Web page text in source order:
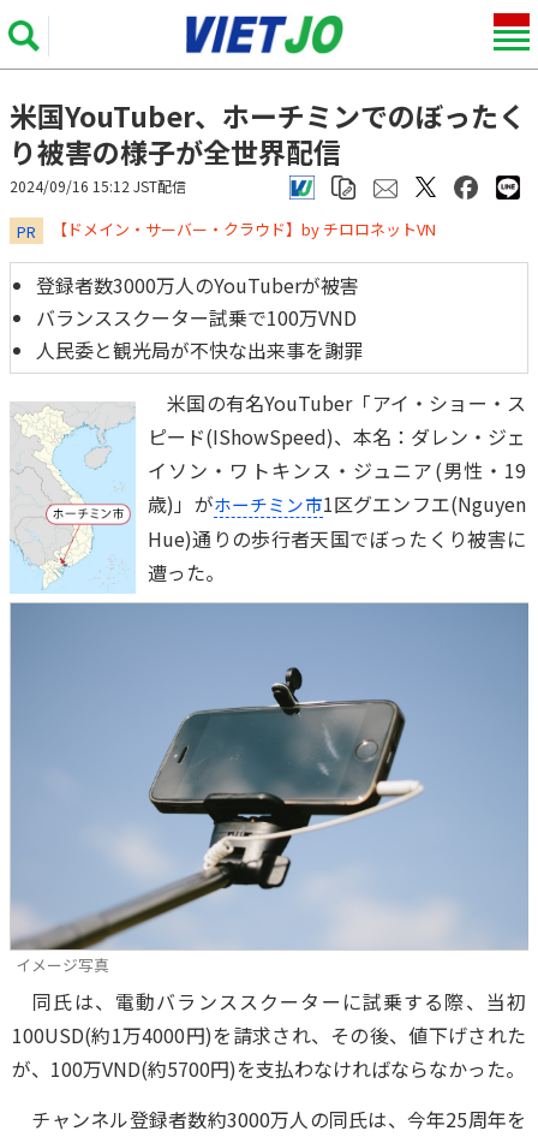
米国YouTuber、ホーチミンでのぼったく
り被害の様子が全世界配信
2024/09/16 15:12 JST配信
PR ​​​​​​​【ドメイン・サーバー・クラウド】by チロロネットVN
登録者数3000万人のYouTuberが被害
バランススクーター試乗で100万VND
人民委と観光局が不快な出来事を謝罪
米国の有名YouTuber「アイ・ショー・ス
ピード(IShowSpeed)、本名：ダレン・ジェ
イソン・ワトキンス・ジュニア(男性・19
歳)」がホーチミン市1区グエンフエ(Nguyen
Hue)通りの歩行者天国でぼったくり被害に
遭った。
イメージ写真
同氏は、電動バランススクーターに試乗する際、当初
100USD(約1万4000円)を請求され、その後、値下げされた
が、100万VND(約5700円)を支払わなければならなかった。
チャンネル登録者数約3000万人の同氏は、今年25周年を